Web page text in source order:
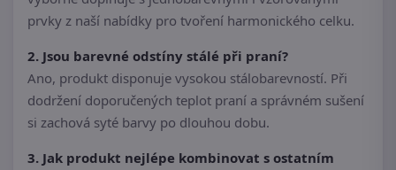
prvky z naší nabídky pro tvoření harmonického celku.
2. Jsou barevné odstíny stálé při praní?
Ano, produkt disponuje vysokou stálobarevností. Při
dodržení doporučených teplot praní a správném sušení
si zachová syté barvy po dlouhou dobu.
3. Jak produkt nejlépe kombinovat s ostatním